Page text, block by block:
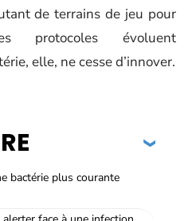
de terrains de jeu pour
protocoles évoluent
elle, ne cesse d’innover.
bactérie plus courante